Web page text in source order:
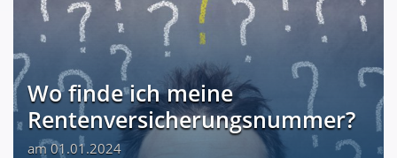
Wo finde ich meine
Rentenversicherungsnummer?
am 01.01.2024